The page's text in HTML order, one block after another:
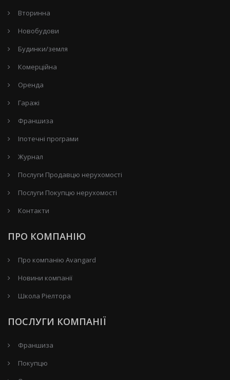
Вторинна
Новобудови
Будинки/земля
Комерційна
Оренда
Гаражі
Франшиза
Іпотечні програми
Журнал
Послуги Продавцю нерухомості
Послуги Покупцю нерухомості
Контакти
ПРО КОМПАНІЮ
Про компанію Avangard
Новини компанії
Школа Ріелтора
ПОСЛУГИ КОМПАНІЇ
Франшиза
Покупцю